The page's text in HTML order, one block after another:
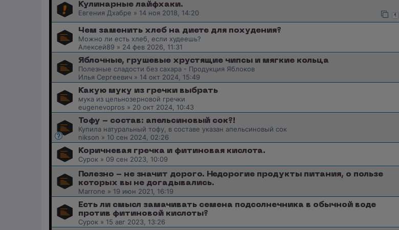
Кулинарные лайфхаки.
Евгения Дхабре » 14 ноя 2018, 14:20 1
Чем заменить хлеб на диете для похудения?
Можно ли есть хлеб, если худеешь?
Алексей89 » 24 фев 2026, 11:31
Яблочные, грушевые хрустящие чипсы и мягкие кольца
Полезные сладости без сахара - Продукция Яблоков
Илья Сергеевич » 14 окт 2024, 15:49
Какую муку из гречки выбрать
мука из цельнозерновой гречки
eugenevopros » 20 окт 2024, 10:43
Тофу - состав: апельсиновый сок?!
Купила натуральный тофу, в составе указан апельсиновый сок
nikson » 10 сен 2024, 02:26
Коричневая гречка и фитиновая кислота.
Сурок » 09 сен 2023, 10:09
Полезно - не значит дорого. Недорогие продукты питания, о пользе
которых вы не догадывались.
Marrone » 19 июн 2021, 16:19
Есть ли смысл замачивать семена подсолнечника в обычной воде
против фитиновой кислоты?
Сурок » 15 авг 2023, 13:26